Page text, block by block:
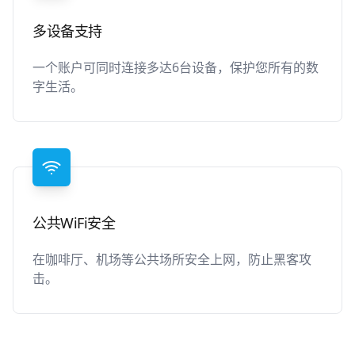
多设备支持
一个账户可同时连接多达6台设备，保护您所有的数
字生活。
公共WiFi安全
在咖啡厅、机场等公共场所安全上网，防止黑客攻
击。